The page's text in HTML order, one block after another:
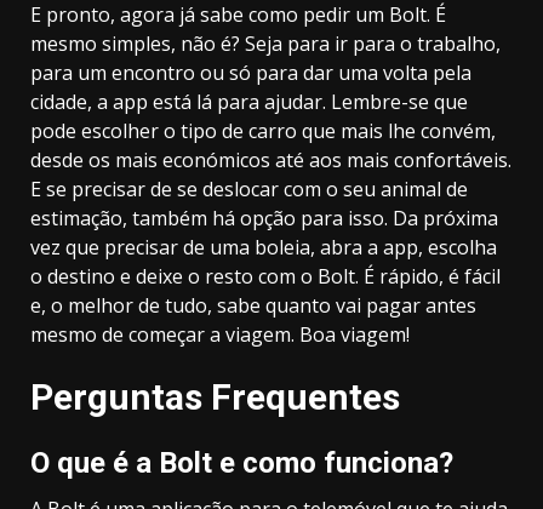
E pronto, agora já sabe como pedir um Bolt. É
mesmo simples, não é? Seja para ir para o trabalho,
para um encontro ou só para dar uma volta pela
cidade, a app está lá para ajudar. Lembre-se que
pode escolher o tipo de carro que mais lhe convém,
desde os mais económicos até aos mais confortáveis.
E se precisar de se deslocar com o seu animal de
estimação, também há opção para isso. Da próxima
vez que precisar de uma boleia, abra a app, escolha
o destino e deixe o resto com o Bolt. É rápido, é fácil
e, o melhor de tudo, sabe quanto vai pagar antes
mesmo de começar a viagem. Boa viagem!
Perguntas Frequentes
O que é a Bolt e como funciona?